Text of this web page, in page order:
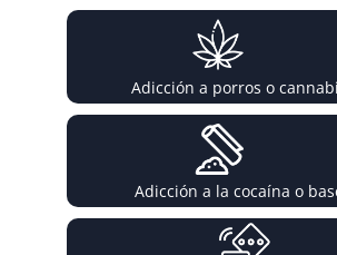
Adicción a porros o
Adicción a la cocaína o